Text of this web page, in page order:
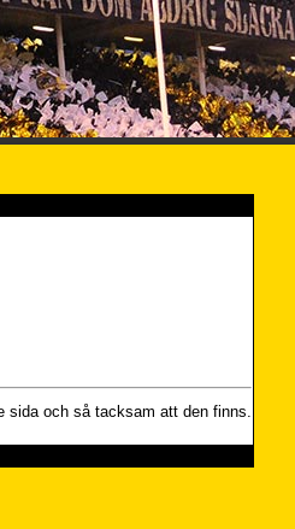
sida och så tacksam att den finns.